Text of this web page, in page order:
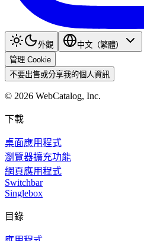
外觀
中文（繁體）
管理 Cookie
不要出售或分享我的個人資訊
© 2026 WebCatalog, Inc.
下載
桌面應用程式
瀏覽器擴充功能
網頁應用程式
Switchbar
Singlebox
目錄